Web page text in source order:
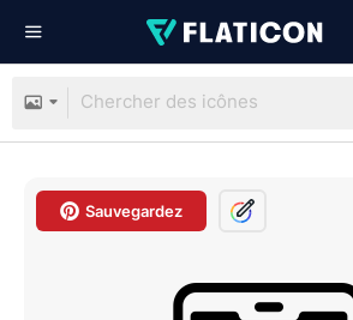
Sauvegardez